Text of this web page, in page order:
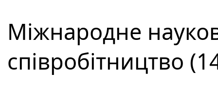
Міжнародне
співробітництво